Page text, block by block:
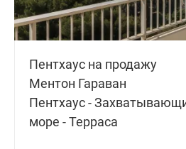
Пентхаус на продажу
Ментон Гараван
Пентхаус -
море - Терраса